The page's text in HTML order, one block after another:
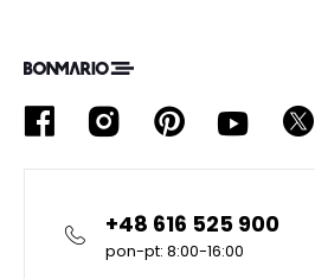
+48 616 525 900
pon-pt: 8:00-16:00